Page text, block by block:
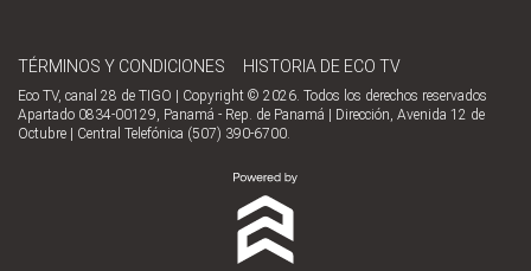
TÉRMINOS Y CONDICIONES HISTORIA DE ECO TV
Eco TV, canal 28 de TIGO | Copyright © 2026. Todos los derechos reservados
Apartado 0834-00129, Panamá - Rep. de Panamá | Dirección, Avenida 12 de
Octubre | Central Telefónica (507) 390-6700.